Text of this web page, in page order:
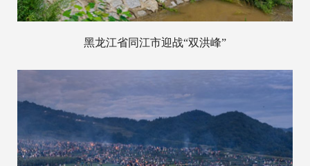
黑龙江省同江市迎战“双洪峰”